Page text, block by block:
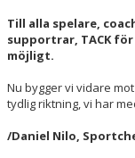
Till alla spelare,
supportrar, TACK
möjligt.
Nu bygger vi vidare
tydlig riktning, vi har
/Daniel Nilo,